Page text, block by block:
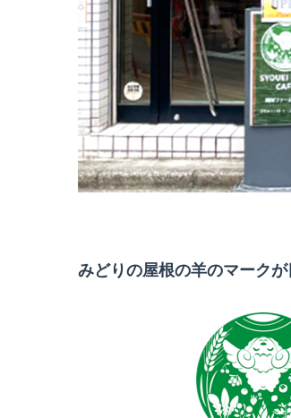
みどりの屋根の羊のマークが